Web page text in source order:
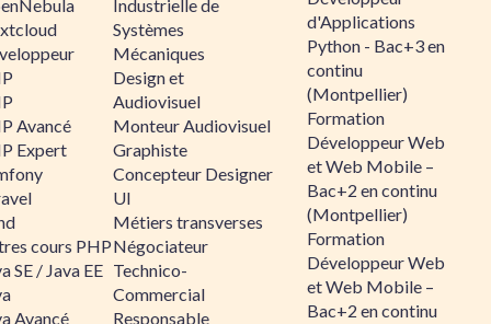
Avancé
Expert
cours PHP
SE / Java EE
Avancé
Industrielle de
Systèmes
Mécaniques
Design et
Audiovisuel
Monteur Audiovisuel
Graphiste
Concepteur Designer
UI
Métiers transverses
Négociateur
Technico-
Commercial
Responsable
d'Applications
Python - Bac+3 en
continu
(Montpellier)
Formation
Développeur Web
et Web Mobile –
Bac+2 en continu
(Montpellier)
Formation
Développeur Web
et Web Mobile –
Bac+2 en continu